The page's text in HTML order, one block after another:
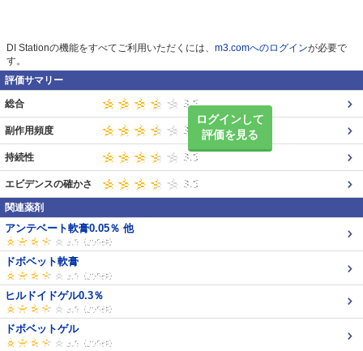
DI Stationの機能をすべてご利用いただくには、 m3.comへのログインが必要で
す。
評価サマリー
ログインして
評価を見る
総合
副作用頻度
持続性
エビデンスの確かさ
関連薬剤
アンテベート軟膏0.05％ 他
ドボベット軟膏
ヒルドイドゲル0.3％
ドボベットゲル